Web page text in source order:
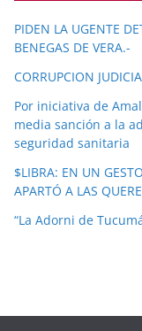
PIDEN LA UGENTE
BENEGAS DE VERA.-
CORRUPCION
Por iniciativa de
media sanción a la
seguridad sanitaria
$LIBRA: EN UN
APARTÓ A LAS
“La Adorni de